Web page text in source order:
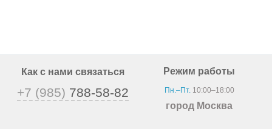
Как с нами связаться
+7 (985) 788-58-82
Режим работы
Пн.–Пт.10:00–18:00
город Москва